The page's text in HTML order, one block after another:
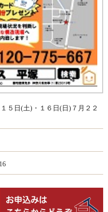
５日(土)・１６日(日)７月２２